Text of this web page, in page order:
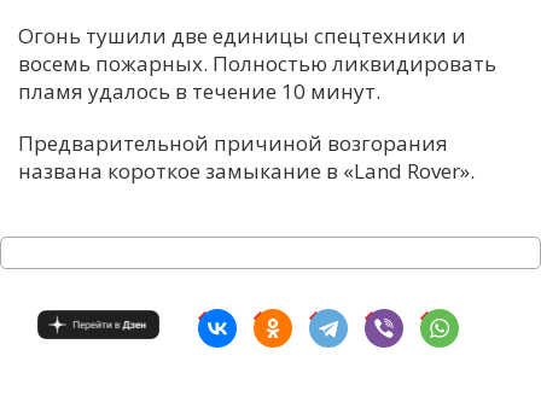
Е
Т
У
Х
Огонь тушили две единицы спецтехники и
восемь пожарных. Полностью ликвидировать
пламя удалось в течение 10 минут.
Предварительной причиной возгорания
названа короткое замыкание в «Land Rover».